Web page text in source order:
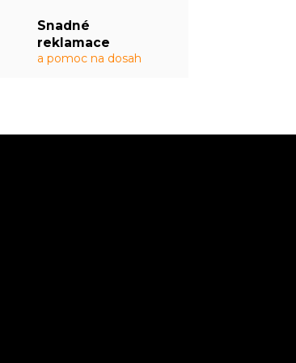
Snadné
reklamace
a pomoc na dosah